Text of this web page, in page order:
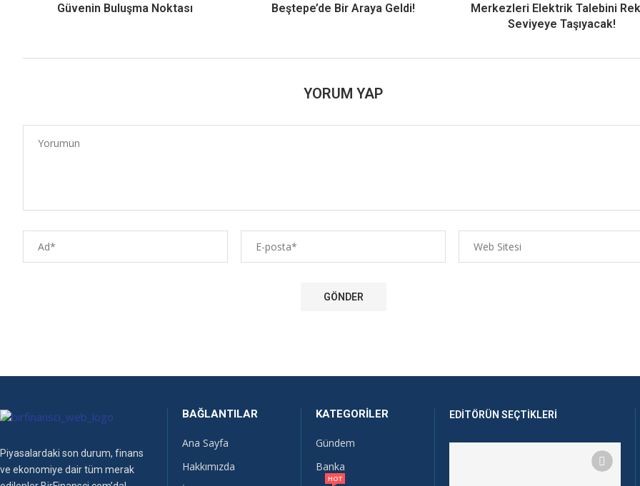
Güvenin Buluşma Noktası
Beştepe’de Bir Araya Geldi!
Merkezleri Elektrik Talebini
Seviyeye Taşıyacak!
YORUM YAP
Piyasalardaki son durum, finans
ve ekonomiye dair tüm merak
BAĞLANTILAR
Ana Sayfa
Hakkımızda
KATEGORILER
Gündem
Banka
HOT
EDITÖRÜN SEÇTIKLERI